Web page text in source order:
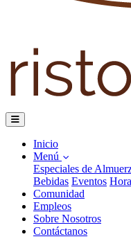
Inicio
Menú
Especiales de
Bebidas Eventos
Comunidad
Empleos
Sobre Nosotros
Contáctanos